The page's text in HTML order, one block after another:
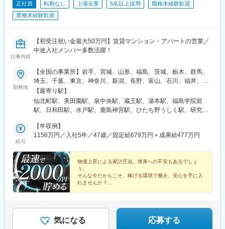
正社員 転勤なし 上場企業 5名以上採用
職種未経験歓迎
業種未経験歓迎
仕事内容
【初受注祝い金最大50万円】賃貸マンション・アパートの営業／
中途入社メンバー多数活躍！
勤務地
【全国の事業所】岩手、宮城、山形、福島、茨城、栃木、群馬、
埼玉、千葉、東京、神奈川、新潟、長野、富山、石川、福井、岐
阜、静岡、愛知、三重、滋賀、京都、大阪、兵庫、奈良、島根、
鳥取、岡山、広島、山口、愛媛、高知、福岡、長崎、熊本、大
分、宮崎、鹿児島、沖縄◎U・Iターン歓迎します◎転居を伴う異
はHPより確認できます企業・IR情報ページから「全国支店情報」
にてご覧いただけます※受動喫煙対策：屋内全面禁煙
【最寄り駅】
仙北町駅、美田園駅、泉中央駅、蔵王駅、湯本駅、福島学院前
駅、日和田駅、水戸駅、鹿島神宮駅、ひたち野うしく駅、研究学
し駅、新潟駅、善光寺下駅、平田駅(長野県)、東武宇都宮駅、京成
成田駅、おゆみ野駅、村上駅(千葉県)、新千葉駅、新鎌ケ谷駅、上
駅、越谷レイクタウン駅、戸塚安行駅、北春日部駅、浦和美園
駅、北朝霞駅、西大宮駅、桶川駅、新河岸駅、所沢駅、若葉駅、
籠原駅、西葛西駅、京成上野駅、谷在家駅、練馬駅、三鷹台駅、
矢野口駅、砂川七番駅、豊田駅、秋川駅、淵野辺駅、京急川崎
駅、津田山駅、三ツ沢上町駅、センター南駅、中田駅(神奈川県)、
駅、本厚木駅、鴨宮駅、とうきょうスカイツリー駅、蒲田駅、新
中野駅、御殿場駅、沼津駅、入山瀬駅、静岡駅、高塚駅、船町
給与
【年収例】
1156万円／入社5年／47歳／固定給679万円＋成果給477万円
物価上昇による家計圧迫。将来への不安もあるでしょ
う。
そんな今だからこそ、稼げる環境で働き、安心を手に入
れませんか？
◎固定月給26万円以上＋業績連動成果給
◎年齢や性別、社歴一切関係なし
気になる 応募する